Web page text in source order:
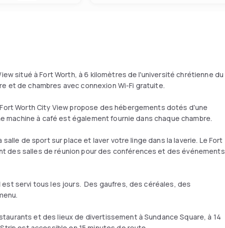
situé à Fort Worth, à 6 kilomètres de l'université chrétienne du
et de chambres avec connexion Wi-Fi gratuite.
Worth City View propose des hébergements dotés d'une
machine à café est également fournie dans chaque chambre.
de sport sur place et laver votre linge dans la laverie. Le Fort
des salles de réunion pour des conférences et des événements
servi tous les jours. Des gaufres, des céréales, des
et des lieux de divertissement à Sundance Square, à 14